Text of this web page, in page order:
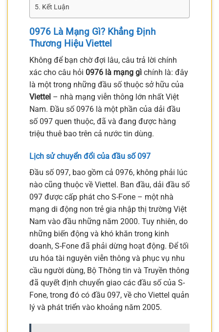
Kết Luận
0976 Là Mạng Gì? Khẳng Định
Thương Hiệu Viettel
Không để bạn chờ đợi lâu, câu trả lời chính
xác cho câu hỏi 0976 là mạng gì chính là: đây
là một trong những đầu số thuộc sở hữu của
Viettel – nhà mạng viễn thông lớn nhất Việt
Nam. Đầu số 0976 là một phần của dải đầu
số 097 quen thuộc, đã và đang được hàng
triệu thuê bao trên cả nước tin dùng.
Lịch sử chuyển đổi của đầu số 097
Đầu số 097, bao gồm cả 0976, không phải lúc
nào cũng thuộc về Viettel. Ban đầu, dải đầu số
097 được cấp phát cho S-Fone – một nhà
mạng di động non trẻ gia nhập thị trường Việt
Nam vào đầu những năm 2000. Tuy nhiên, do
những biến động và khó khăn trong kinh
doanh, S-Fone đã phải dừng hoạt động. Để tối
ưu hóa tài nguyên viễn thông và phục vụ nhu
cầu người dùng, Bộ Thông tin và Truyền thông
đã quyết định chuyển giao các đầu số của S-
Fone, trong đó có đầu 097, về cho Viettel quản
lý và phát triển vào khoảng năm 2005.